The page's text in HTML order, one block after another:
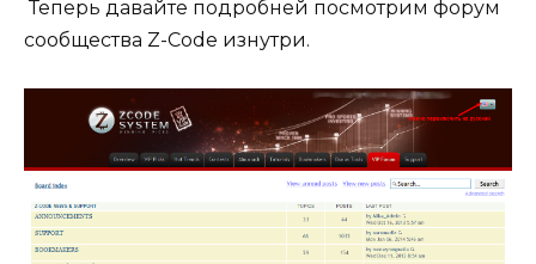
Теперь давайте подробней посмотрим форум
сообщества Z-Code изнутри.